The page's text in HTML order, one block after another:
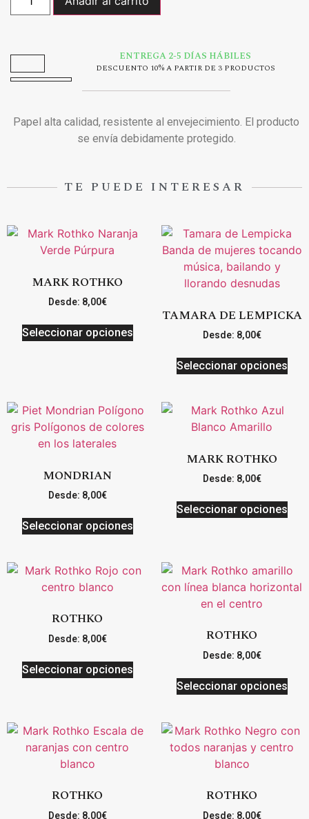
ENTREGA 2-5 DÍAS HÁBILES
DESCUENTO 10% A PARTIR DE 3 PRODUCTOS
Papel alta calidad, resistente al envejecimiento. El producto
se envía debidamente protegido.
TE PUEDE INTERESAR
MARK ROTHKO
Desde: 8,00€
Seleccionar opciones
TAMARA DE LEMPICKA
Desde: 8,00€
Seleccionar opciones
MONDRIAN
Desde: 8,00€
Seleccionar opciones
MARK ROTHKO
Desde: 8,00€
Seleccionar opciones
ROTHKO
Desde: 8,00€
Seleccionar opciones
ROTHKO
Desde: 8,00€
Seleccionar opciones
ROTHKO
Desde: 8,00€
ROTHKO
Desde: 8,00€